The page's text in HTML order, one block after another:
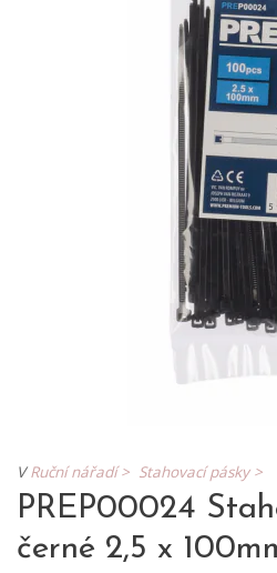
VRuční nářadí > Stahovací pásky >
PREP00024
černé 2,5 x